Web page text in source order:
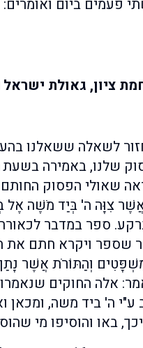
פעמים ביום
ציון, גאולת ישראל
שלנו, באמירה
שאולי הפסוק
צִוָּה ה' בְּיַד מֹשֶׁה אֶל
ספר במדבר
שספר ויקרא חתם את
וְהַתּוֹרֹת אֲשֶׁר נָתַן
אלה החוקים שנאמרו
ע"י ה' ביד משה, ומכאן
באו והוסיפו מי